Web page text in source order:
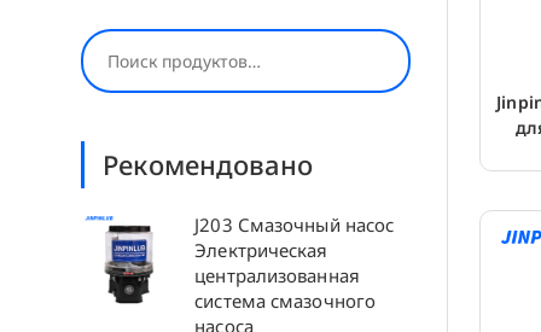
Поиск
Рекомендовано
J203 Смазочный насос
Электрическая
централизованная
система смазочного
насоса